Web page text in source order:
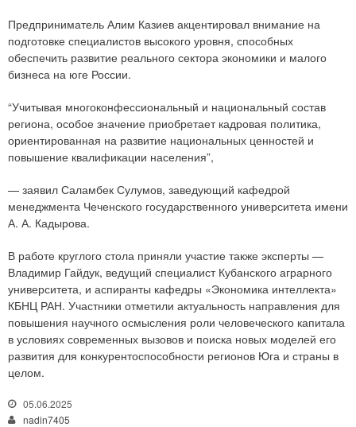
Предприниматель Алим Казиев акцентировал внимание на
подготовке специалистов высокого уровня, способных
обеспечить развитие реального сектора экономики и малого
бизнеса на юге России.
“Учитывая многоконфессиональный и национальный состав
региона, особое значение приобретает кадровая политика,
ориентированная на развитие национальных ценностей и
повышение квалификации населения”,
— заявил Саламбек Сулумов, заведующий кафедрой
менеджмента Чеченского государственного университета имени
А. А. Кадырова.
В работе круглого стола приняли участие также эксперты —
Владимир Гайдук, ведущий специалист Кубанского аграрного
университета, и аспиранты кафедры «Экономика интеллекта»
КБНЦ РАН. Участники отметили актуальность направления для
повышения научного осмысления роли человеческого капитала
в условиях современных вызовов и поиска новых моделей его
развития для конкурентоспособности регионов Юга и страны в
целом.
05.06.2025
nadin7405